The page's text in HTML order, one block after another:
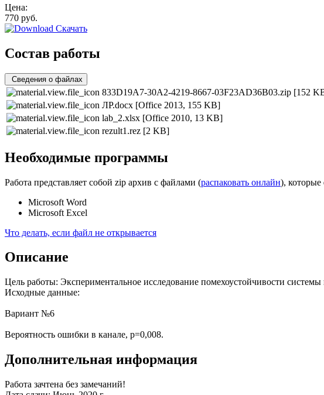
Цена:
770 руб.
Скачать
Состав работы
Сведения о файлах
833D19A7-30A2-4219-8667-03F23AD36B03.zip [152
ЛР.docx [Office 2013, 155 KB]
lab_2.xlsx [Office 2010, 13 KB]
rezult1.rez [2 KB]
Необходимые программы
Работа представляет собой zip архив с файлами (распаковать онлайн), которые
Microsoft Word
Microsoft Excel
Что делать, если файл не открывается
Описание
Цель работы: Экспериментальное исследование помехоустойчивости
Исходные данные:
Вариант №6
Вероятность ошибки в канале, p=0,008.
Дополнительная информация
Работа зачтена без замечаний!